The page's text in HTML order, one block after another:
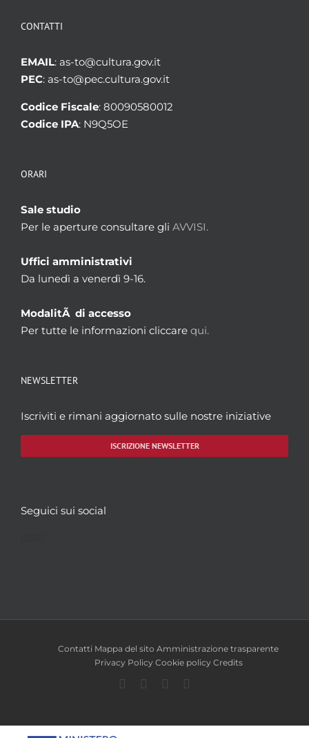
CONTATTI
EMAIL: as-to@cultura.gov.it
PEC: as-to@pec.cultura.gov.it
Codice Fiscale: 80090580012
Codice IPA: N9Q5OE
ORARI
Sale studio
Per le aperture consultare gli AVVISI.
Uffici amministrativi
Da lunedì a venerdì 9-16.
ModalitÃ di accesso
Per tutte le informazioni cliccare qui.
NEWSLETTER
Iscriviti e rimani aggiornato sulle nostre iniziative
ISCRIZIONE NEWSLETTER
Seguici sui social
Contatti Mappa del sito Amministrazione trasparente
Privacy Policy Cookie policy Credits
Facebook
TwitterYouTube